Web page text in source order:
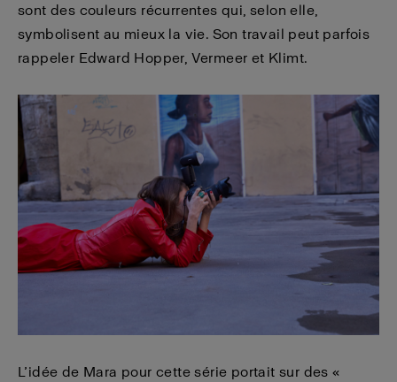
sont des couleurs récurrentes qui, selon elle,
symbolisent au mieux la vie. Son travail peut parfois
rappeler Edward Hopper, Vermeer et Klimt.
L’idée de Mara pour cette série portait sur des «